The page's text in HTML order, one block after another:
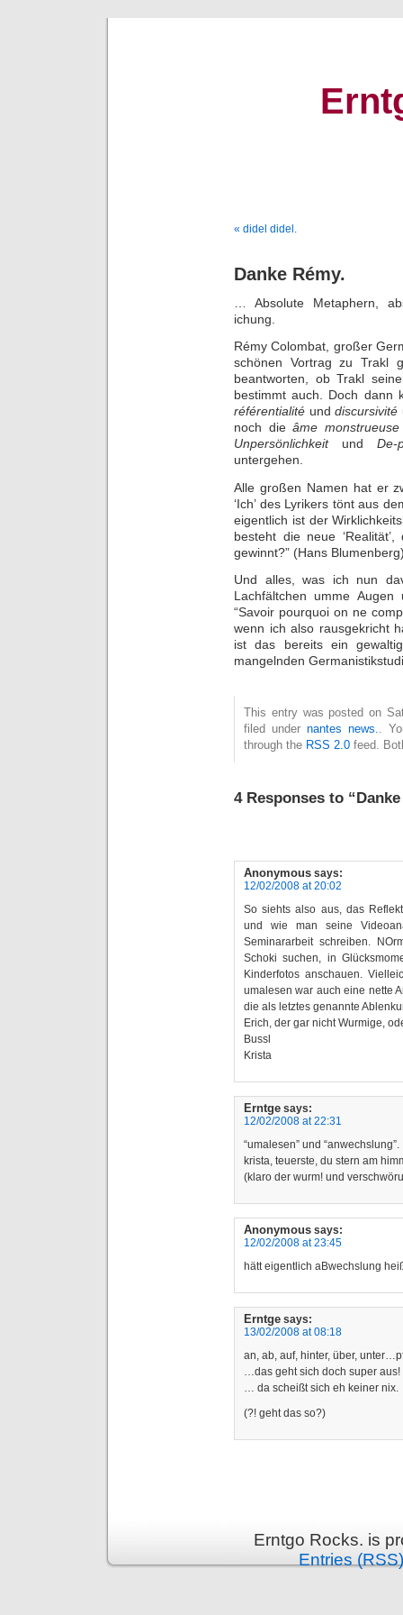
« didel didel.
Danke Rémy.
… Absolute Metaphern,
ichung.
Rémy Colombat, großer
schönen Vortrag zu Trakl
beantworten, ob Trakl
bestimmt auch. Doch dann
référentialité unddiscursivité
noch dieâme monstrueuse
Unpersönlichkeitund De-
untergehen.
Alle großen Namen hat er
‘Ich’ des Lyrikers tönt aus
eigentlich ist der
besteht die neue
gewinnt?” (Hans
Und alles, was ich nun
Lachfältchen umme Augen
“Savoir pourquoi on ne
wenn ich also rausgekricht
ist das bereits ein
mangelnden
This entry was posted on
filed undernantes news..
through the RSS 2.0 feed.
4 Responses to
Anonymous says:
12/02/2008 at 20:02
So siehts also aus, das
und wie man seine
Seminararbeit schreiben.
Schoki suchen, in
Kinderfotos anschauen.
umalesen war auch eine nette
die als letztes genannte
Erich, der gar nicht Wurmige,
Bussl
Krista
Erntge says:
12/02/2008 at 22:31
“umalesen” und “anwechslung”.
krista, teuerste, du stern am
(klaro der wurm! und
Anonymous says:
12/02/2008 at 23:45
hätt eigentlich aBwechslung
Erntge says:
13/02/2008 at 08:18
an, ab, auf, hinter, über,
…das geht sich doch super aus!
… da scheißt sich eh keiner nix.
(?! geht das so?)
Erntgo Rocks. is
Entries (RSS)